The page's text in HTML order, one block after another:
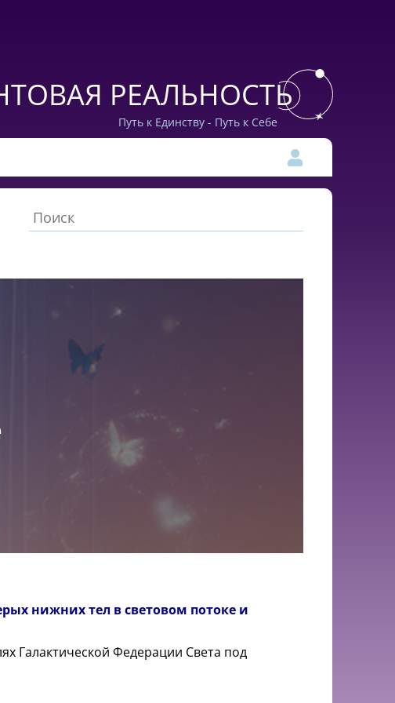
РЕАЛЬНОСТЬ
Путь к Единству - Путь к Себе
нижних тел в световом потоке и
Галактической Федерации Света под